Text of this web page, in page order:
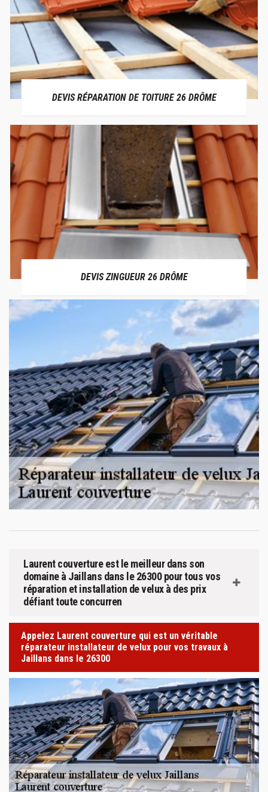
DEVIS RÉPARATION DE TOITURE 26 DRÔME
DEVIS ZINGUEUR 26 DRÔME
Laurent couverture est le meilleur dans son
domaine à Jaillans dans le 26300 pour tous vos
réparation et installation de velux à des prix
défiant toute concurren
Appelez Laurent couverture qui est un véritable
réparateur installateur de velux pour vos travaux à
Jaillans dans le 26300